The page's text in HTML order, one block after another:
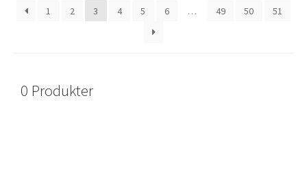
1 2 3 4 5 6 … 49 50 51
0 Produkter